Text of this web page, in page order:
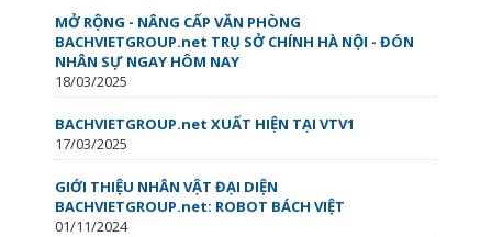
MỞ RỘNG - NÂNG CẤP VĂN PHÒNG
BACHVIETGROUP.net TRỤ SỞ CHÍNH HÀ NỘI - ĐÓN
NHÂN SỰ NGAY HÔM NAY
18/03/2025
BACHVIETGROUP.net XUẤT HIỆN TẠI VTV1
17/03/2025
GIỚI THIỆU NHÂN VẬT ĐẠI DIỆN
BACHVIETGROUP.net: ROBOT BÁCH VIỆT
01/11/2024